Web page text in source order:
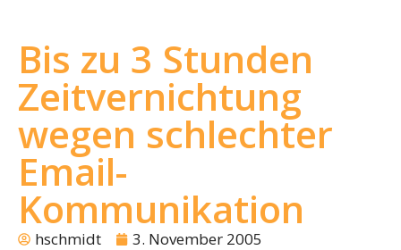
Bis zu 3 Stunden
Zeitvernichtung
wegen schlechter
Email-
Kommunikation
hschmidt
3. November 2005